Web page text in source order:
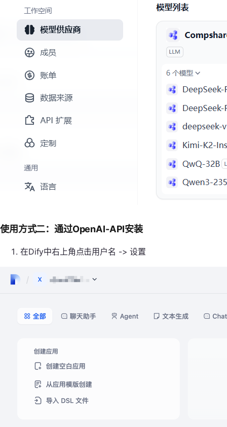
使用方式二：通过OpenAI-API安装
在Dify中右上角点击用户名 -> 设置